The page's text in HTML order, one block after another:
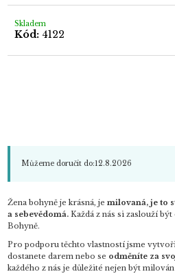
Skladem
Kód: 4122
Můžeme doručit do:12.8.2026
Žena bohyně je krásná, jemilovaná, je to
a sebevědomá. Každá z nás si zaslouží
Bohyně.
Pro podporu těchto vlastností jsme
dostanete darem nebo se odměníte za
každého z nás je důležité nejen být